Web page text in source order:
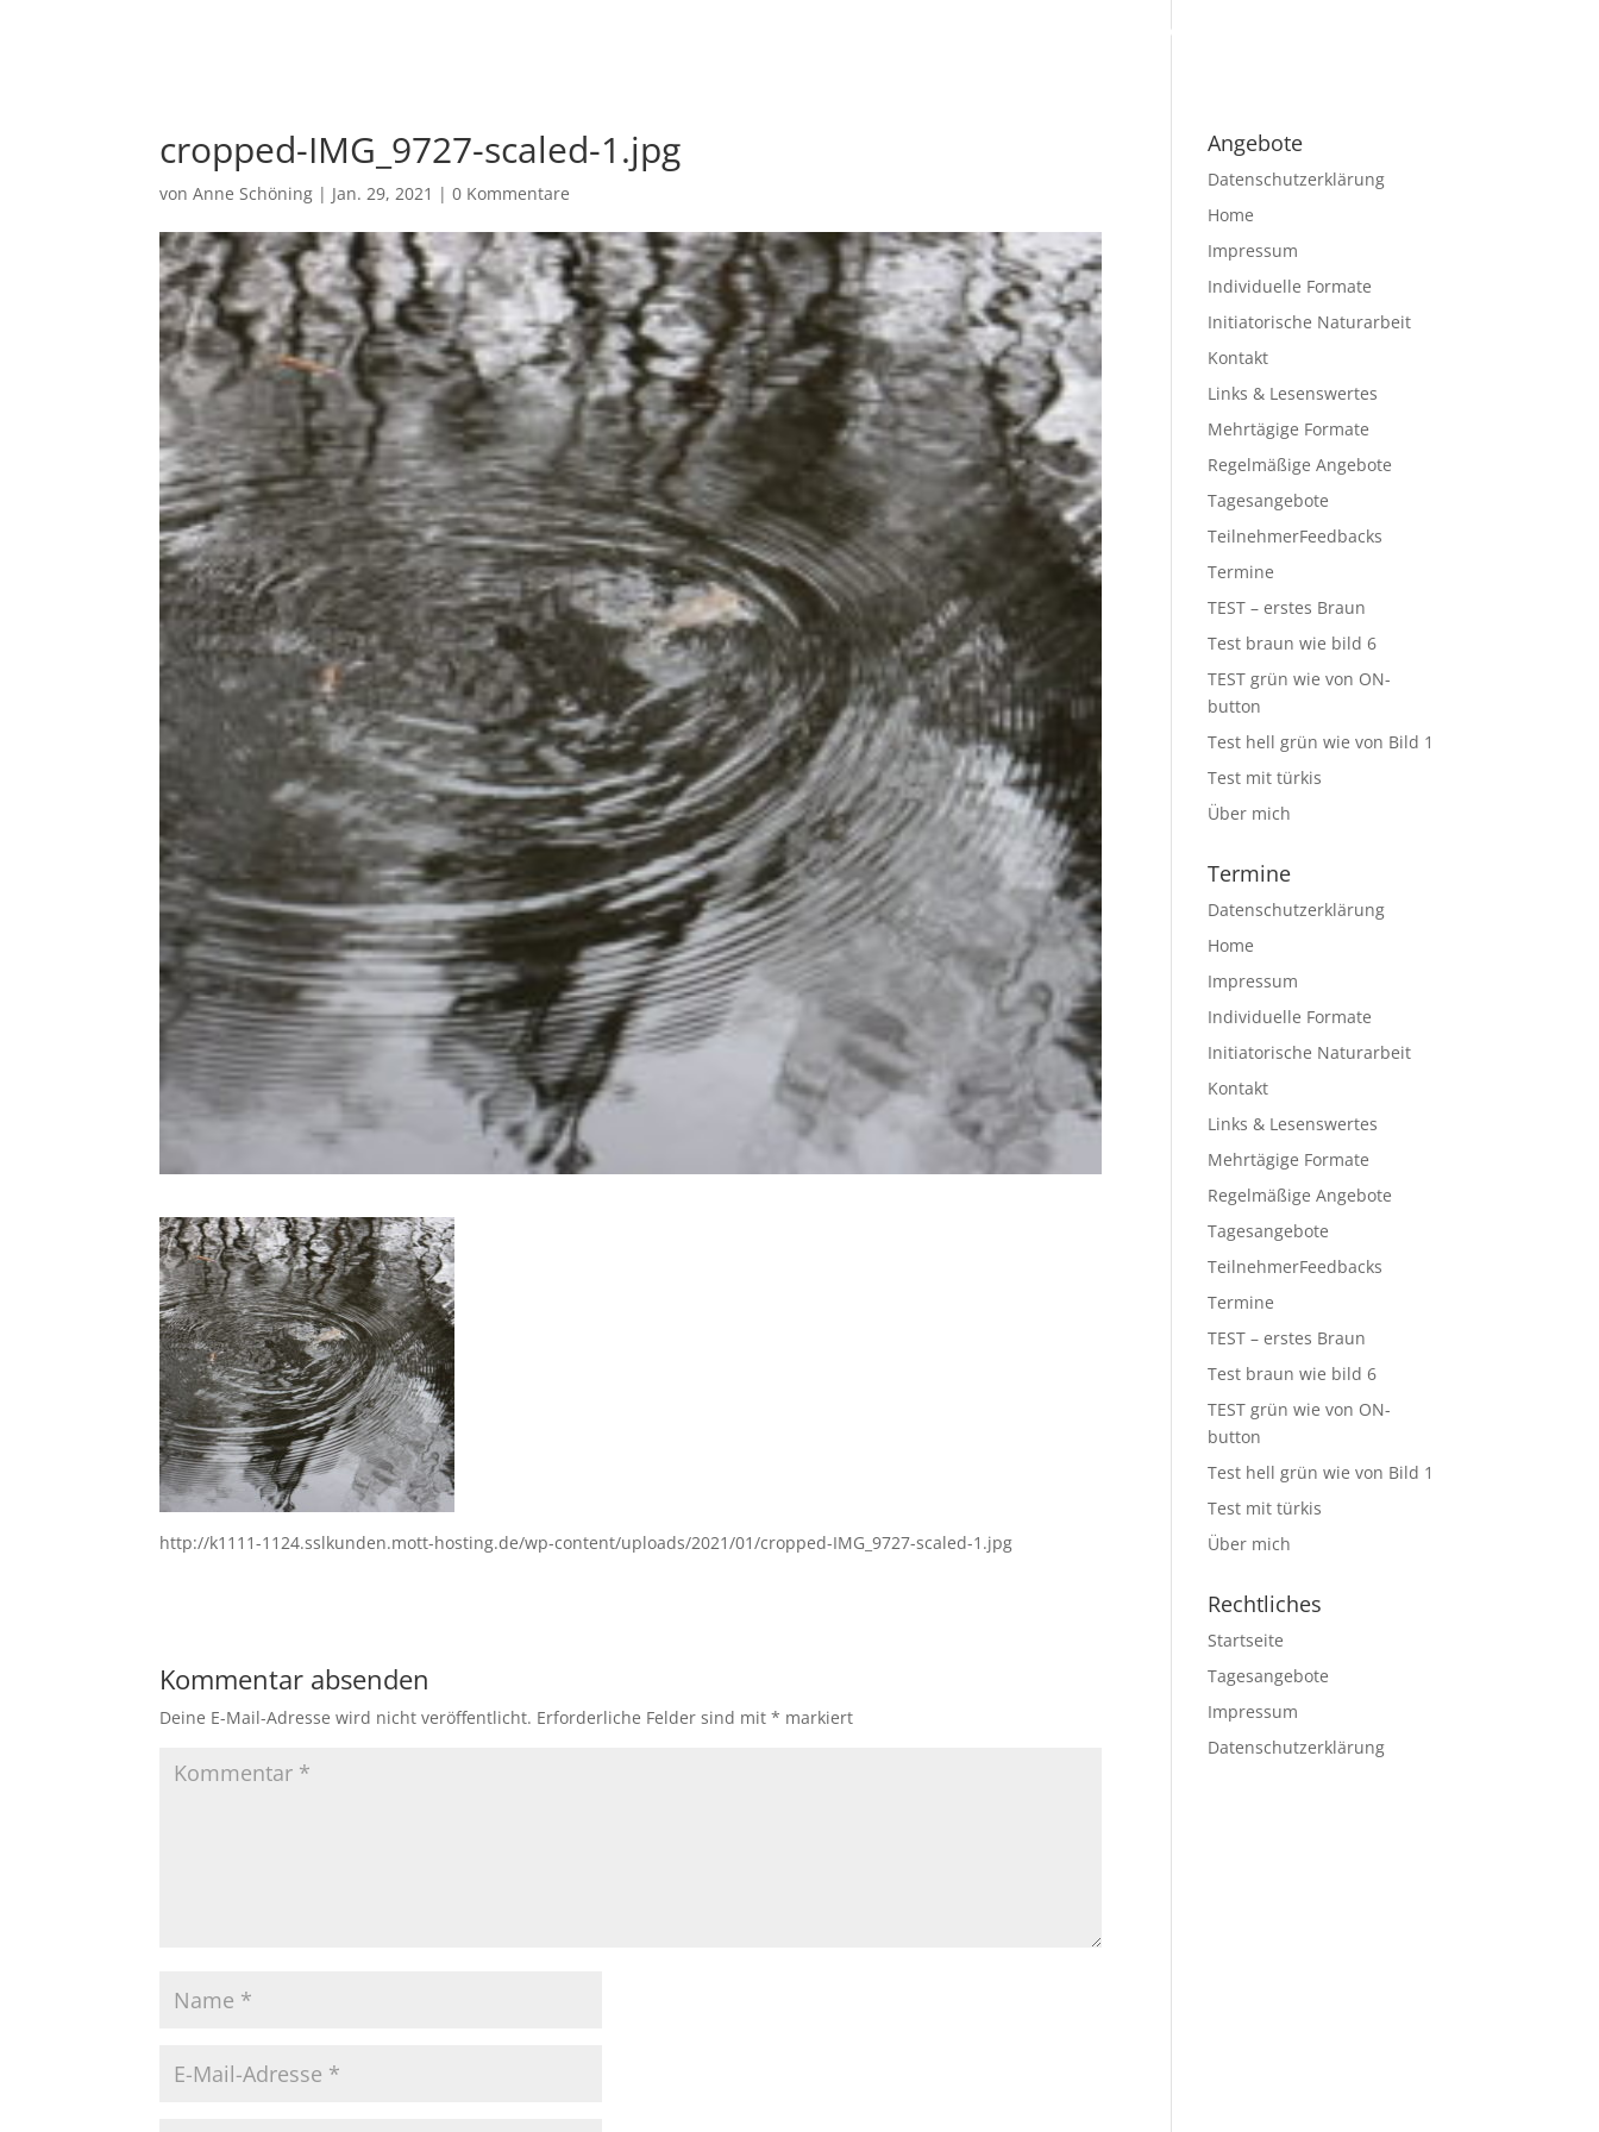
TeilnehmerStimmen
cropped-IMG_9727-scaled-1.jpg
vonAnne Schöning | Jan. 29, 2021 |0 Kommentare
http://k1111-1124.sslkunden.mott-hosting.de/wp-content/uploads/2021/01/cropped-IMG_9727-scaled-1.jpg
Kommentar absenden
Deine E-Mail-Adresse wird nicht veröffentlicht. Erforderliche Felder sind mit* markiert
Angebote
Datenschutzerklärung
Home
Impressum
Individuelle Formate
Initiatorische Naturarbeit
Kontakt
Links & Lesenswertes
Mehrtägige Formate
Regelmäßige Angebote
Tagesangebote
TeilnehmerFeedbacks
Termine
TEST – erstes Braun
Test braun wie bild 6
TEST grün wie von ON-
button
Test hell grün wie von Bild 1
Test mit türkis
Über mich
Termine
Datenschutzerklärung
Home
Impressum
Individuelle Formate
Initiatorische Naturarbeit
Kontakt
Links & Lesenswertes
Mehrtägige Formate
Regelmäßige Angebote
Tagesangebote
TeilnehmerFeedbacks
Termine
TEST – erstes Braun
Test braun wie bild 6
TEST grün wie von ON-
button
Test hell grün wie von Bild 1
Test mit türkis
Über mich
Rechtliches
Startseite
Tagesangebote
Impressum
Datenschutzerklärung